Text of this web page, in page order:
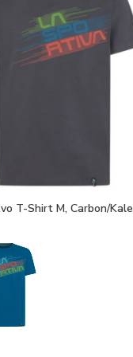
T-Shirt M, Carbon/Kale